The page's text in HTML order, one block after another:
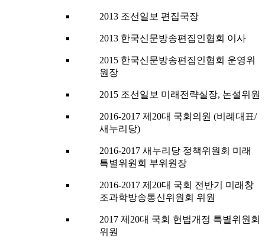
2013 조선일보 편집국장
2013 한국신문방송편집인협회 이사
2015 한국신문방송편집인협회 운영위
원장
2015 조선일보 미래전략실장, 논설위원
2016-2017 제20대 국회의원 (비례대표/
새누리당)
2016-2017 새누리당 정책위원회 미래
특별위원회 부위원장
2016-2017 제20대 국회 전반기 미래창
조과학방송통신위원회 위원
2017 제20대 국회 헌법개정 특별위원회
위원